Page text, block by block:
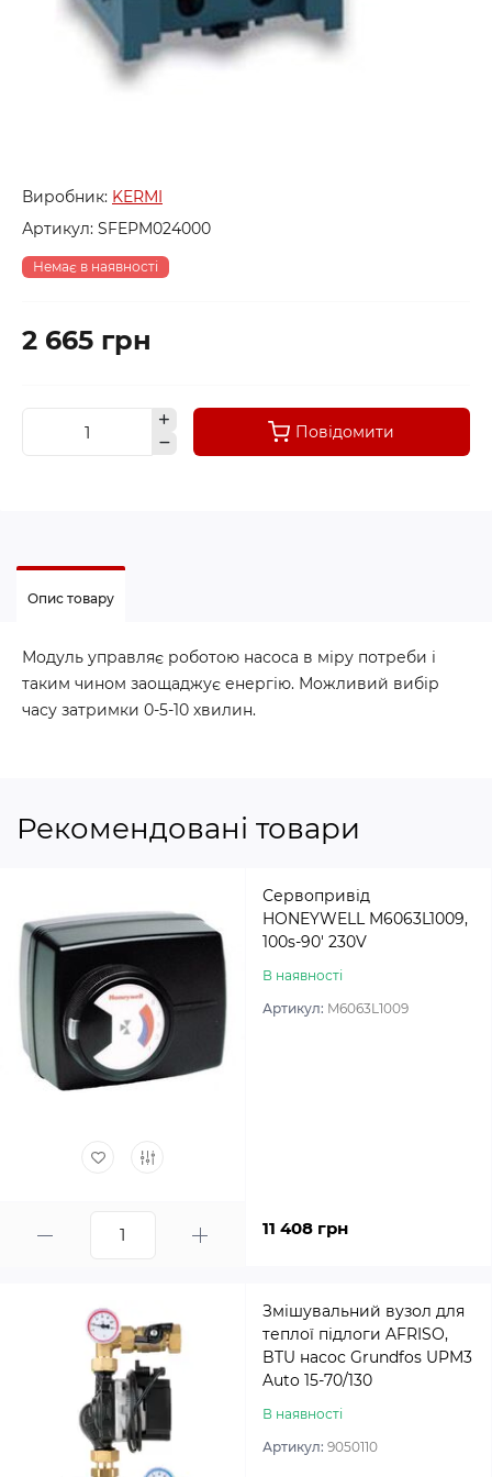
Виробник: KERMI
Артикул: SFEРM024000
Немає в наявності
2 665 грн
Повідомити
Опис товару
Модуль управляє роботою насоса в міру потреби і
таким чином заощаджує енергію. Можливий вибір
часу затримки 0-5-10 хвилин.
Рекомендовані товари
Сервопривід
HONEYWELL M6063L1009,
100s-90′ 230V
В наявності
Артикул: M6063L1009
11 408 грн
Змішувальний вузол для
теплої підлоги AFRISO,
BTU насос Grundfos UPM3
Auto 15-70/130
В наявності
Артикул: 9050110